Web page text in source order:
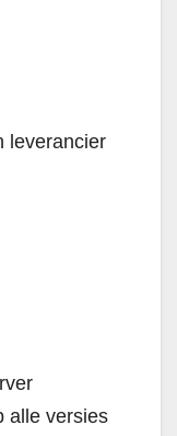
leverancier
alle versies